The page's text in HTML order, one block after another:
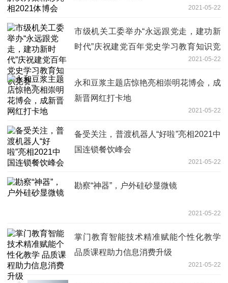
2021-05-22
市级机关工委举办“永远跟党走，建功新
时代”庆祝建党百年党史学习教育知识竞
2021-05-22
永和豆浆主题店惊艳亮相崇明花博会，成
新晋网红打卡地
2021-05-22
备受关注，普渡机器人“好啦”亮相2021中
国连锁餐饮峰会
2021-05-22
勘察“神器”，户外硅砂显微镜
2021-05-22
掌门教育智能技术精准赋能个性化教学
品质课程助力信息消费升级
2021-05-22